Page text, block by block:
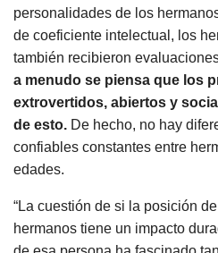
personalidades de los
de coeficiente intelectual, los
también recibieron
a menudo se piensa que los
extrovertidos, abiertos y
de esto. De hecho, no hay
confiables constantes entre
edades.
“La cuestión de si la posición
hermanos tiene un impacto